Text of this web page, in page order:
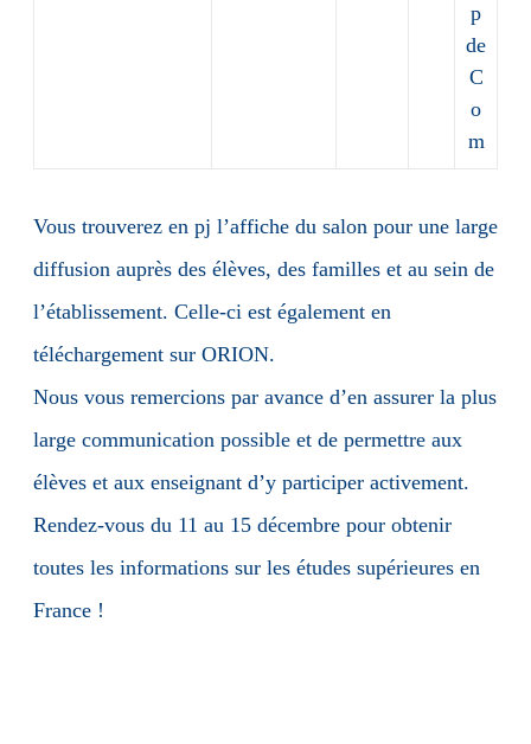
p
de
C
o
m
Vous trouverez en pj l’affiche du salon pour une large
diffusion auprès des élèves, des familles et au sein de
l’établissement. Celle-ci est également en
téléchargement sur ORION.
Nous vous remercions par avance d’en assurer la plus
large communication possible et de permettre aux
élèves et aux enseignant d’y participer activement.
Rendez-vous du 11 au 15 décembre pour obtenir
toutes les informations sur les études supérieures en
France !